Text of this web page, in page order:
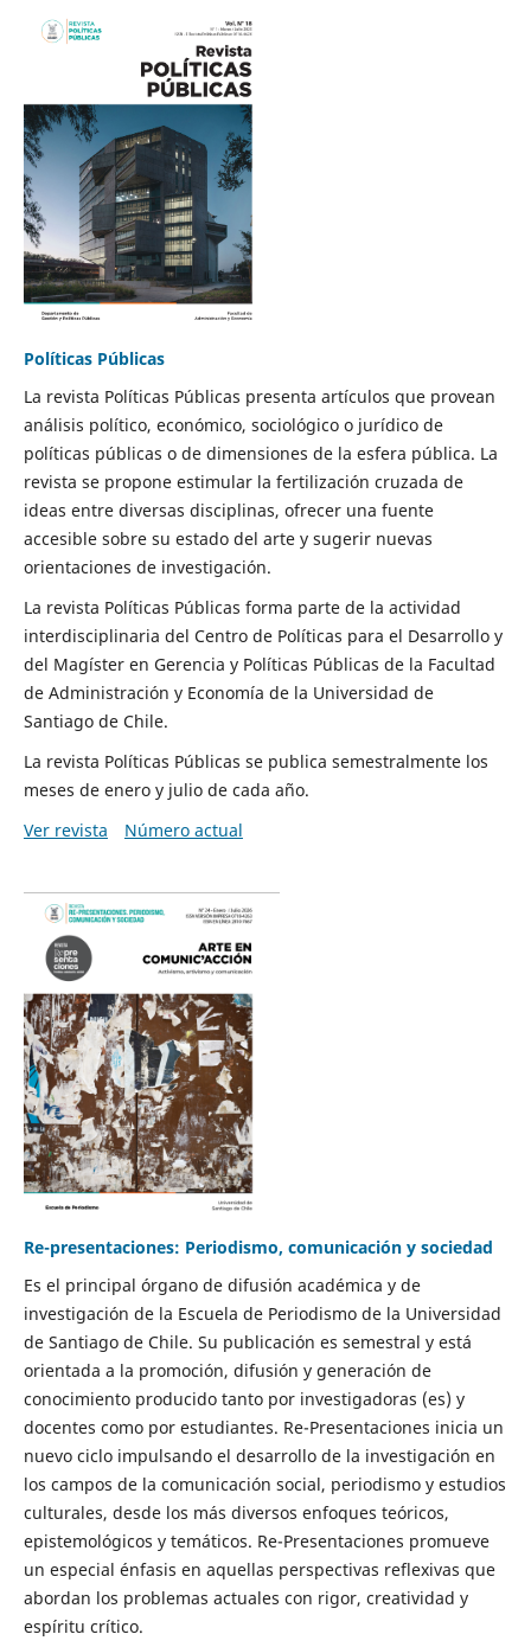
Políticas Públicas
La revista Políticas Públicas presenta artículos que provean
análisis político, económico, sociológico o jurídico de
políticas públicas o de dimensiones de la esfera pública. La
revista se propone estimular la fertilización cruzada de
ideas entre diversas disciplinas, ofrecer una fuente
accesible sobre su estado del arte y sugerir nuevas
orientaciones de investigación.
La revista Políticas Públicas forma parte de la actividad
interdisciplinaria del Centro de Políticas para el Desarrollo y
del Magíster en Gerencia y Políticas Públicas de la Facultad
de Administración y Economía de la Universidad de
Santiago de Chile.
La revista Políticas Públicas se publica semestralmente los
meses de enero y julio de cada año.
Ver revista
Número actual
Re-presentaciones: Periodismo, comunicación y sociedad
Es el principal órgano de difusión académica y de
investigación de la Escuela de Periodismo de la Universidad
de Santiago de Chile. Su publicación es semestral y está
orientada a la promoción, difusión y generación de
conocimiento producido tanto por investigadoras (es) y
docentes como por estudiantes. Re-Presentaciones inicia un
nuevo ciclo impulsando el desarrollo de la investigación en
los campos de la comunicación social, periodismo y estudios
culturales, desde los más diversos enfoques teóricos,
epistemológicos y temáticos. Re-Presentaciones promueve
un especial énfasis en aquellas perspectivas reflexivas que
abordan los problemas actuales con rigor, creatividad y
espíritu crítico.